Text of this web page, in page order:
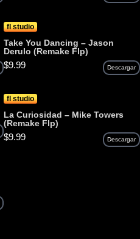
fl studio
Take You Dancing – Jason
Derulo (Remake Flp)
$9.99 Descargar
fl studio
La Curiosidad – Mike Towers
(Remake Flp)
$9.99 Descargar